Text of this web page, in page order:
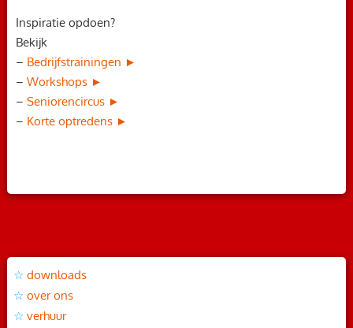
Inspiratie opdoen?
Bekijk
– Bedrijfstrainingen ►
–Workshops ►
–Seniorencircus ►
– Korte optredens ►
downloads
over ons
verhuur